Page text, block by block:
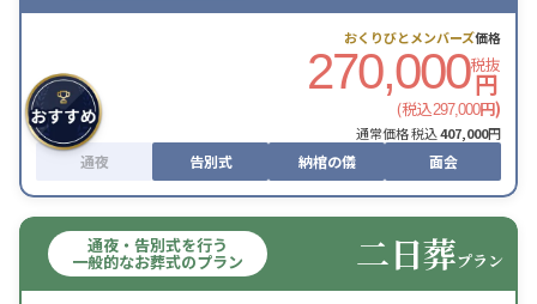
おくりびとメンバーズ価格
270,000税抜
円
(税込297,000円)
通常価格 税込407,000円
通夜 告別式 納棺の儀 面会
通夜・告別式を行う
一般的なお葬式のプラン 二日葬プラン